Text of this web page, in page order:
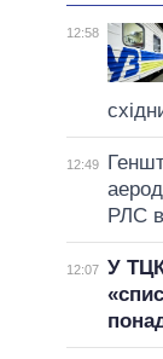
12:58
12:49
РЛС
12:07 У